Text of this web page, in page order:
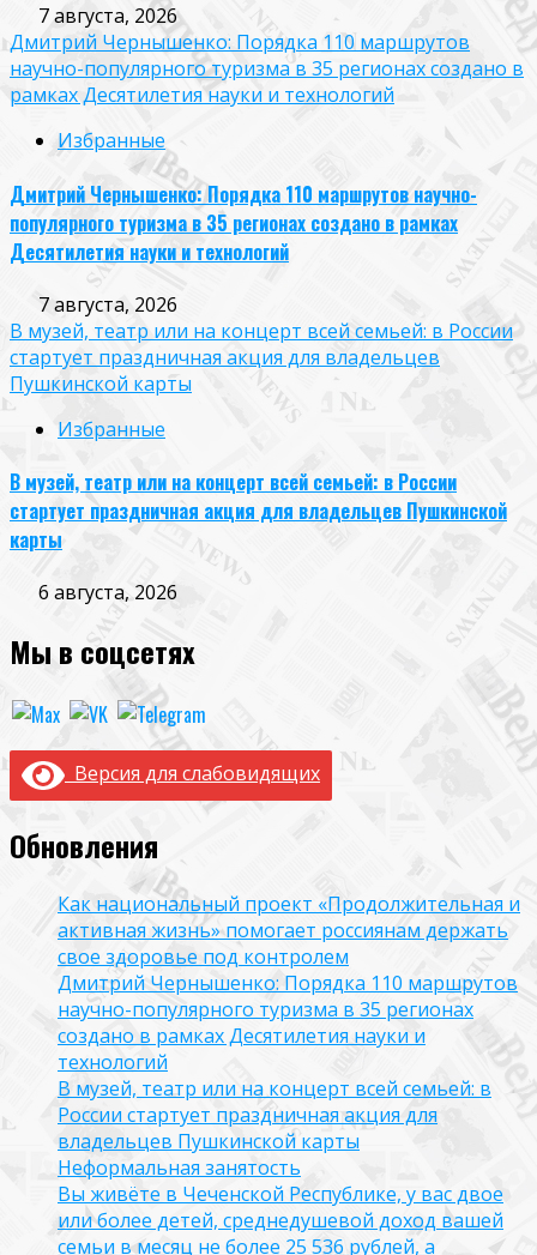
7 августа, 2026
Дмитрий Чернышенко: Порядка 110 маршрутов
научно-популярного туризма в 35 регионах создано в
рамках Десятилетия науки и технологий
Избранные
Дмитрий Чернышенко: Порядка 110 маршрутов научно-
популярного туризма в 35 регионах создано в рамках
Десятилетия науки и технологий
7 августа, 2026
В музей, театр или на концерт всей семьей: в России
стартует праздничная акция для владельцев
Пушкинской карты
Избранные
В музей, театр или на концерт всей семьей: в России
стартует праздничная акция для владельцев Пушкинской
карты
6 августа, 2026
Мы в соцсетях
Версия для слабовидящих
Обновления
Как национальный проект «Продолжительная и
активная жизнь» помогает россиянам держать
свое здоровье под контролем
Дмитрий Чернышенко: Порядка 110 маршрутов
научно-популярного туризма в 35 регионах
создано в рамках Десятилетия науки и
технологий
В музей, театр или на концерт всей семьей: в
России стартует праздничная акция для
владельцев Пушкинской карты
Неформальная занятость
Вы живёте в Чеченской Республике, у вас двое
или более детей, среднедушевой доход вашей
семьи в месяц не более 25 536 рублей, а